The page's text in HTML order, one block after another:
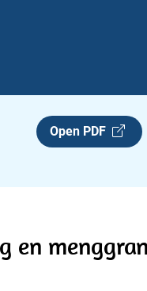
Open PDF
en